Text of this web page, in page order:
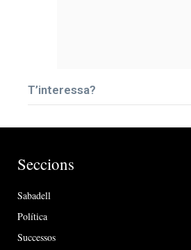
T’interessa?
Seccions
Sabadell
Política
Successos